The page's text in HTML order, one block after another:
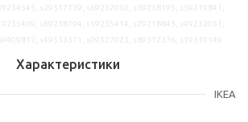
Характеристики
IKEA